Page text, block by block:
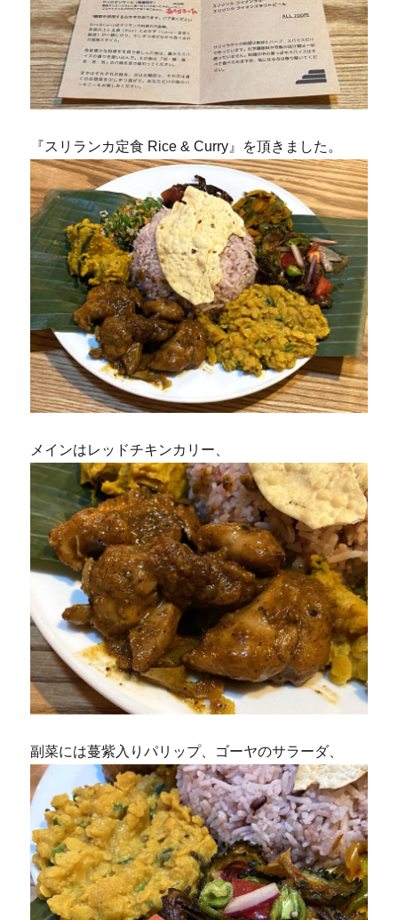
『スリランカ定食 Rice & Curry』を頂きました。
メインはレッドチキンカリー、
副菜には蔓紫入りパリップ、ゴーヤのサラーダ、